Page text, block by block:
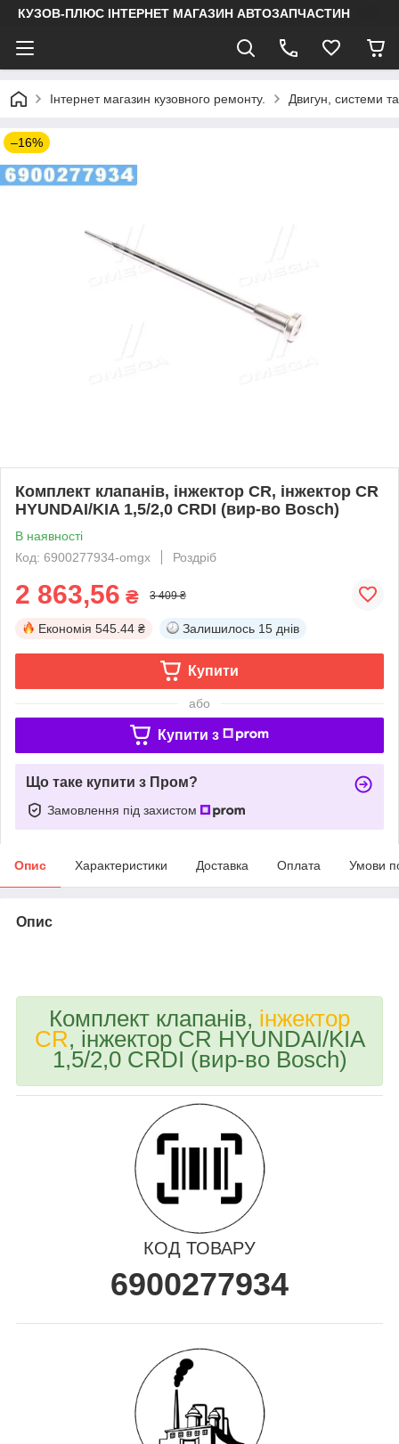
КУЗОВ-ПЛЮС ІНТЕРНЕТ МАГАЗИН АВТОЗАПЧАСТИН
Інтернет магазин кузовного ремонту. Двигун, системи
–16%
Комплект клапанів, інжектор CR, інжектор CR
HYUNDAI/KIA 1,5/2,0 CRDI (вир-во Bosch)
В наявності
Код: 6900277934-omgx
Роздріб
2 863,56 ₴ 3 409 ₴
Економія 545.44 ₴ Залишилось 15 днів
Купити
або
Купити з
Що таке купити з Пром?
Замовлення під захистом
Опис Характеристики Доставка Оплата Умови
Опис
Комплект клапанів, інжектор
CR, інжектор CR HYUNDAI/KIA
1,5/2,0 CRDI (вир-во Bosch)
КОД ТОВАРУ
6900277934